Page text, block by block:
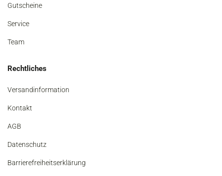
Gutscheine
Service
Team
Rechtliches
Versandinformation
Kontakt
AGB
Datenschutz
Barrierefreiheitserklärung